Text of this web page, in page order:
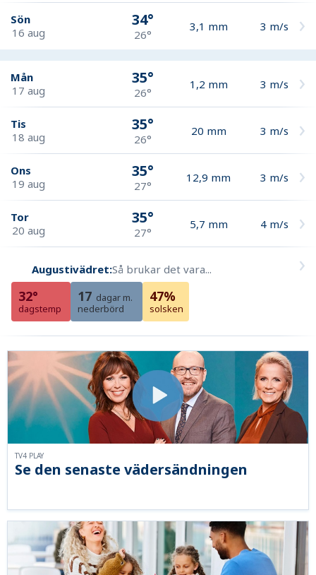
Sön
16 aug
34°
26°
3,1 mm 3 m/s
Mån
17 aug
35°
26°
1,2 mm 3 m/s
Tis
18 aug
35°
26°
20 mm 3 m/s
Ons
19 aug
35°
27°
12,9 mm 3 m/s
Tor
20 aug
35°
27°
5,7 mm 4 m/s
Augustivädret:Så brukar det vara...
32°
dagstemp
17 dagar m.
nederbörd
47%
solsken
Se den senaste vädersändningen
TV4 PLAY